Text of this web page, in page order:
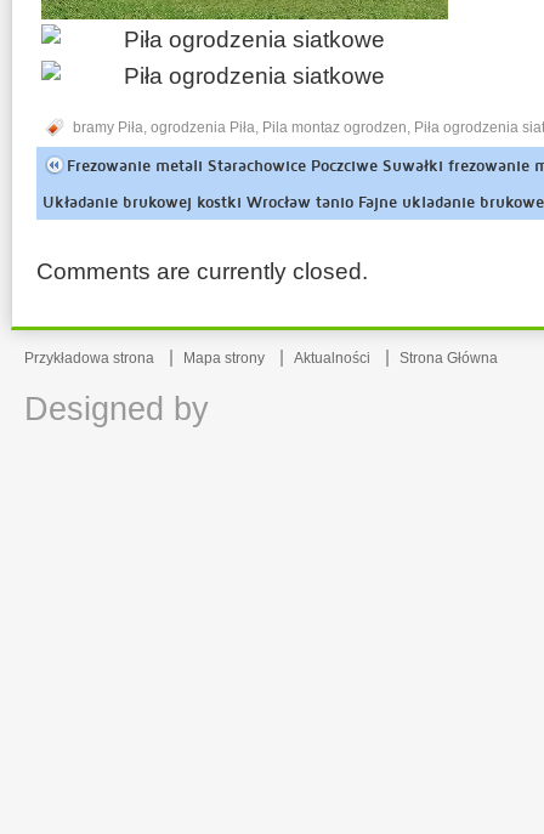
bramy Piła, ogrodzenia Piła, Pila montaz ogrodzen, Piła ogrodzenia
Frezowanie metali Starachowice Poczciwe Suwałki frezowanie
Układanie brukowej kostki Wrocław tanio Fajne ukladanie
bezczelniej
Comments are currently closed.
Przykładowa strona Mapa strony Aktualności Strona Główna
Designed by